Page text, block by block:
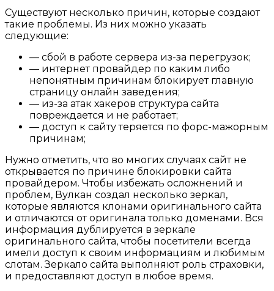
Существуют несколько причин, которые создают
такие проблемы. Из них можно указать
следующие:
— сбой в работе сервера из-за перегрузок;
— интернет провайдер по каким либо
непонятным причинам блокирует главную
страницу онлайн заведения;
— из-за атак хакеров структура сайта
повреждается и не работает;
— доступ к сайту теряется по форс-мажорным
причинам;
Нужно отметить, что во многих случаях сайт не
открывается по причине блокировки сайта
провайдером. Чтобы избежать осложнений и
проблем, Вулкан создал несколько зеркал,
которые являются клонами оригинального сайта
и отличаются от оригинала только доменами. Вся
информация дублируется в зеркале
оригинального сайта, чтобы посетители всегда
имели доступ к своим информациям и любимым
слотам. Зеркало сайта выполняют роль страховки,
и предоставляют доступ в любое время.